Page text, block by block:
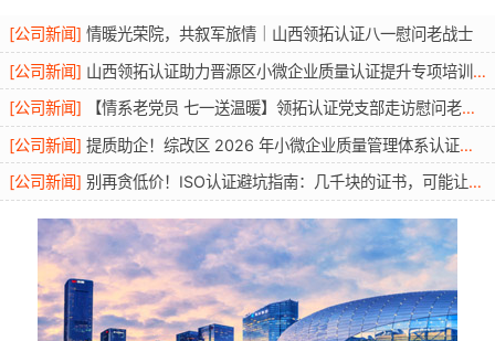
[公司新闻] 情暖光荣院，共叙军旅情｜山西领拓认证八一慰问老战士
[公司新闻] 山西领拓认证助力晋源区小微企业质量认证提升专项培训圆满开展
[公司新闻]
【情系老党员 七一送温暖】领拓认证党支部走访慰问老党员活动
[公司新闻] 提质助企！综改区 2026 年小微企业质量管理体系认证提升行动圆满举办
[公司新闻] 别再贪低价！ISO认证避坑指南：几千块的证书，可能让你投标直接废标